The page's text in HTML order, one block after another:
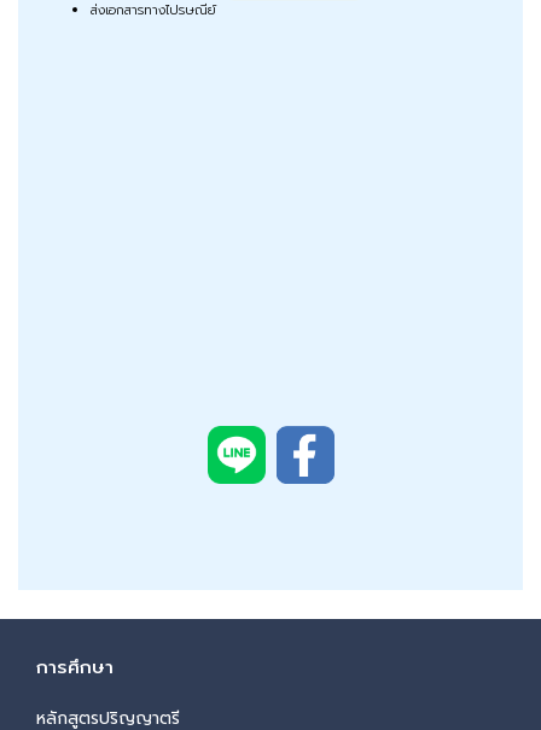
ส่งเอกสารทางไปรษณีย์
การศึกษา
หลักสูตรปริญญาตรี